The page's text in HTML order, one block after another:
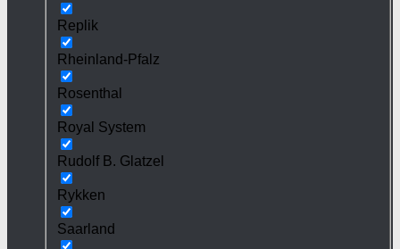
Replik
Rheinland-Pfalz
Rosenthal
Royal System
Rudolf B. Glatzel
Rykken
Saarland